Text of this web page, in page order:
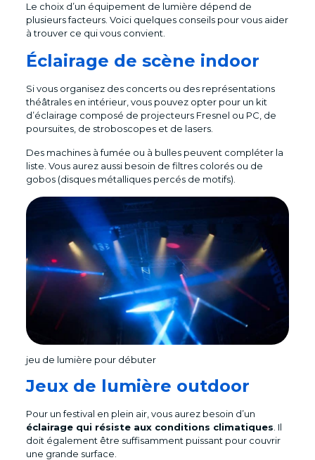
Le choix d’un équipement de lumière dépend de
plusieurs facteurs. Voici quelques conseils pour vous aider
à trouver ce qui vous convient.
Éclairage de scène indoor
Si vous organisez des concerts ou des représentations
théâtrales en intérieur, vous pouvez opter pour un kit
d’éclairage composé de projecteurs Fresnel ou PC, de
poursuites, de stroboscopes et de lasers.
Des machines à fumée ou à bulles peuvent compléter la
liste. Vous aurez aussi besoin de filtres colorés ou de
gobos (disques métalliques percés de motifs).
jeu de lumière pour débuter
Jeux de lumière outdoor
Pour un festival en plein air, vous aurez besoin d’un
éclairage qui résiste aux conditions climatiques . Il
doit également être suffisamment puissant pour couvrir
une grande surface.